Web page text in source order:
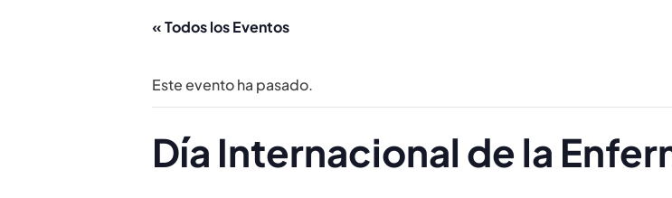
« Todos los Eventos
Este evento ha pasado.
Día Internacional de la